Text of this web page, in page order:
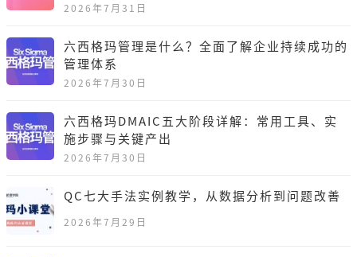
2026年7月31日
六西格玛管理是什么？全面了解企业持续成功的
管理体系
2026年7月30日
六西格玛DMAIC五大阶段详解：常用工具、实
施步骤与关键产出
2026年7月30日
QC七大手法实例教学，从数据分析到问题改善
2026年7月29日